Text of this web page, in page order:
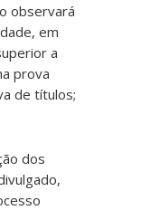
observará
em
a
prova
de títulos;
dos